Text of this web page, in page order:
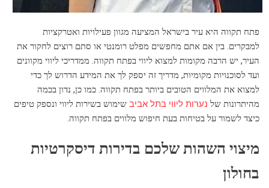
פתח תקווה היא עיר בישראל המציעה מגוון פעילויות ואטרקציות
למבקרים. בין אם אתם מחפשים מפלט רומנטי או סתם רוצים לחקור את
העיר, יש הרבה מקומות למצוא ליווי בפתח תקווה. ממדריכי ליווי מקוונים
ועד לסוכנויות מקומיות, מדריך זה יספק לך את המידע הדרוש לך כדי
למצוא את המלווים הטובים ביותר בפתח תקווה. כמו כן, נדון בכמה
מהיתרונות של נערות ליווי בתל אביב שימוש בשירות ליווי ונספק טיפים
כיצד לשמור על בטיחות בעת חיפוש מלווים בפתח תקווה.
מיצוי השהות שלכם בדירות דיסקרטיות
בחולון